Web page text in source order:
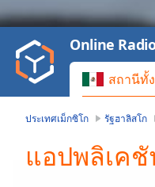
Play
Video
Play
Backward
Skip
Time0:00
สถานีทั้
Online
ประเทศเม็กซิโก รัฐฮาลิสโก
แอปพลิเคชั